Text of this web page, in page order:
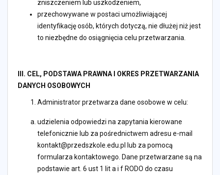
zniszczeniem lub uszkodzeniem,
przechowywane w postaci umożliwiającej
identyfikację osób, których dotyczą, nie dłużej niż jest
to niezbędne do osiągnięcia celu przetwarzania.
III. CEL, PODSTAWA PRAWNA I OKRES PRZETWARZANIA
DANYCH OSOBOWYCH
Administrator przetwarza dane osobowe w celu:
udzielenia odpowiedzi na zapytania kierowane
telefonicznie lub za pośrednictwem adresu e-mail
kontakt@przedszkole.edu.pl lub za pomocą
formularza kontaktowego. Dane przetwarzane są na
podstawie art. 6 ust 1 lit a i f RODO do czasu